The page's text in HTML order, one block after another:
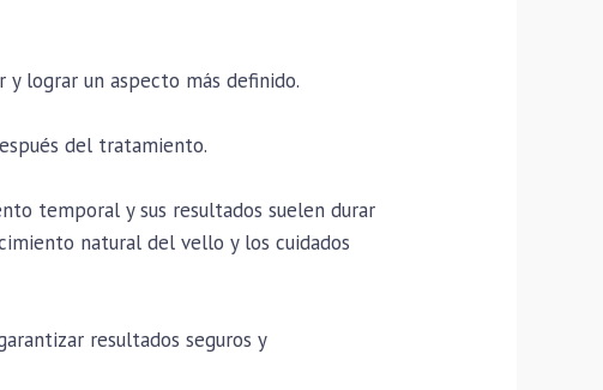
lograr un aspecto más definido.
del tratamiento.
temporal y sus resultados suelen durar
natural del vello y los cuidados
resultados seguros y